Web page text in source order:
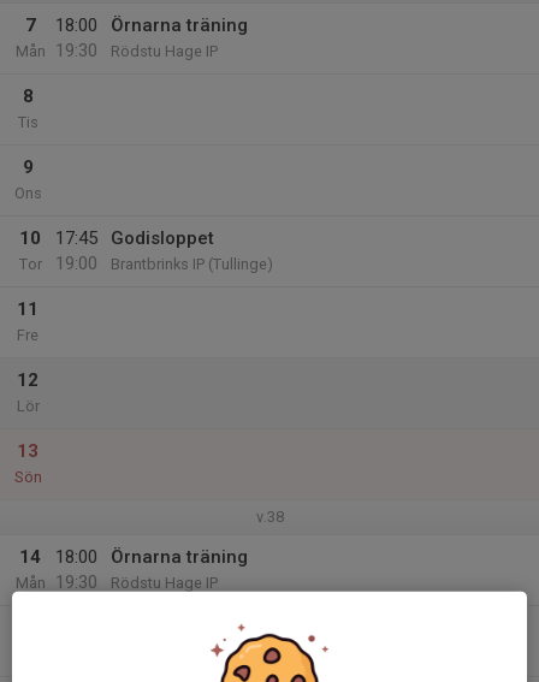
7
Mån
18:00
19:30
Örnarna träning
Rödstu Hage IP
8
Tis
9
Ons
10
Tor
17:45
19:00
Godisloppet
Brantbrinks IP (Tullinge)
11
Fre
12
Lör
13
Sön
v.38
14
Mån
18:00
19:30
Örnarna träning
Rödstu Hage IP